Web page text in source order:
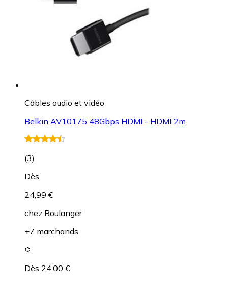
Câbles audio et vidéo
Belkin AV10175 48Gbps HDMI - HDMI 2m
(3)
Dès
24,99 €
chez Boulanger
+7 marchands
Dès 24,00 €